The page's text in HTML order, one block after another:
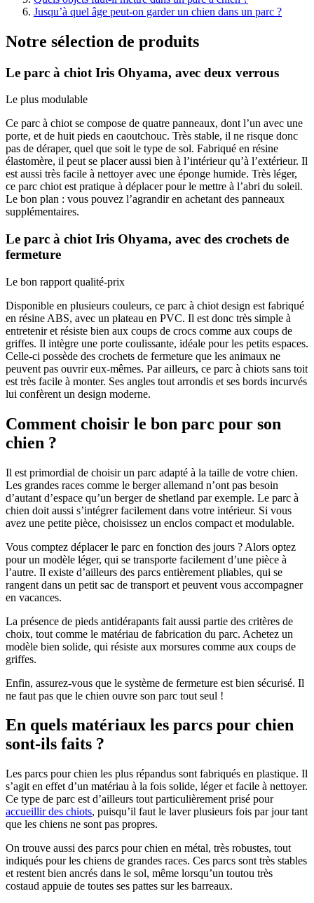
Jusqu’à quel âge peut-on garder un chien dans un parc ?
Notre sélection de produits
Le parc à chiot Iris Ohyama, avec deux verrous
Le plus modulable
Ce parc à chiot se compose de quatre panneaux, dont l’un avec une
porte, et de huit pieds en caoutchouc. Très stable, il ne risque donc
pas de déraper, quel que soit le type de sol. Fabriqué en résine
élastomère, il peut se placer aussi bien à l’intérieur qu’à l’extérieur. Il
est aussi très facile à nettoyer avec une éponge humide. Très léger,
ce parc chiot est pratique à déplacer pour le mettre à l’abri du soleil.
Le bon plan : vous pouvez l’agrandir en achetant des panneaux
supplémentaires.
Le parc à chiot Iris Ohyama, avec des crochets de
fermeture
Le bon rapport qualité-prix
Disponible en plusieurs couleurs, ce parc à chiot design est fabriqué
en résine ABS, avec un plateau en PVC. Il est donc très simple à
entretenir et résiste bien aux coups de crocs comme aux coups de
griffes. Il intègre une porte coulissante, idéale pour les petits espaces.
Celle-ci possède des crochets de fermeture que les animaux ne
peuvent pas ouvrir eux-mêmes. Par ailleurs, ce parc à chiots sans toit
est très facile à monter. Ses angles tout arrondis et ses bords incurvés
lui confèrent un design moderne.
Comment choisir le bon parc pour son
chien ?
Il est primordial de choisir un parc adapté à la taille de votre chien.
Les grandes races comme le berger allemand n’ont pas besoin
d’autant d’espace qu’un berger de shetland par exemple. Le parc à
chien doit aussi s’intégrer facilement dans votre intérieur. Si vous
avez une petite pièce, choisissez un enclos compact et modulable.
Vous comptez déplacer le parc en fonction des jours ? Alors optez
pour un modèle léger, qui se transporte facilement d’une pièce à
l’autre. Il existe d’ailleurs des parcs entièrement pliables, qui se
rangent dans un petit sac de transport et peuvent vous accompagner
en vacances.
La présence de pieds antidérapants fait aussi partie des critères de
choix, tout comme le matériau de fabrication du parc. Achetez un
modèle bien solide, qui résiste aux morsures comme aux coups de
griffes.
Enfin, assurez-vous que le système de fermeture est bien sécurisé. Il
ne faut pas que le chien ouvre son parc tout seul !
En quels matériaux les parcs pour chien
sont-ils faits ?
Les parcs pour chien les plus répandus sont fabriqués en plastique. Il
s’agit en effet d’un matériau à la fois solide, léger et facile à nettoyer.
Ce type de parc est d’ailleurs tout particulièrement prisé pour
accueillir des chiots, puisqu’il faut le laver plusieurs fois par jour tant
que les chiens ne sont pas propres.
On trouve aussi des parcs pour chien en métal, très robustes, tout
indiqués pour les chiens de grandes races. Ces parcs sont très stables
et restent bien ancrés dans le sol, même lorsqu’un toutou très
costaud appuie de toutes ses pattes sur les barreaux.